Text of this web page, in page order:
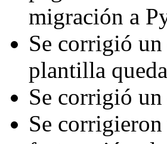
migración a
Se corrigió
plantilla
Se corrigió un
Se